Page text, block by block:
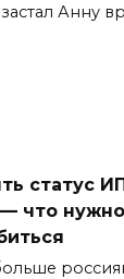
Анну
статус
что